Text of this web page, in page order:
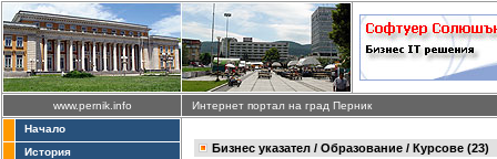
www.pernik.info
Интернет портал на град Перник
Начало
История
Бизнес указател / Образование / Курсове (23)